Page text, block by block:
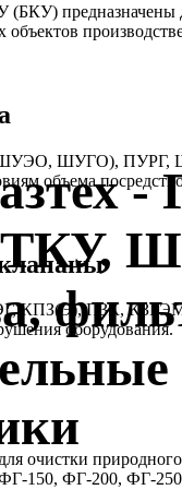
предназначены
ШУЭО, ШУГО), ПУРГ,
объема
КПЗ(Э), ПЗК,
оборудования.
очистки
150, ФГ-200, ФГ-